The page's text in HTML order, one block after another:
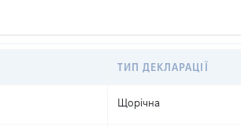
ТИП ДЕКЛАРАЦІЇ
Щорічна